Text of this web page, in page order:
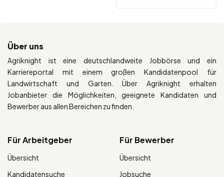
Über uns
Agriknight ist eine deutschlandweite Jobbörse und ein
Karriereportal mit einem großen Kandidatenpool für
Landwirtschaft und Garten. Über Agriknight erhalten
Jobanbieter die Möglichkeiten, geeignete Kandidaten und
Bewerber aus allen Bereichen zu finden.
Für Arbeitgeber
Übersicht
Kandidatensuche
Für Bewerber
Übersicht
Jobsuche